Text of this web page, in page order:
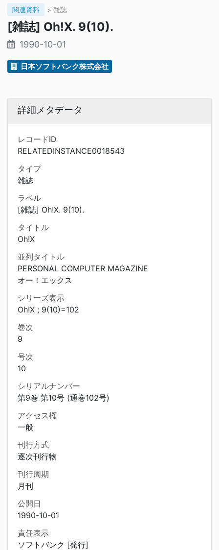
関連資料 > 雑誌
[雑誌] Oh!X. 9(10).
1990-10-01
日本ソフトバンク株式会社
詳細メタデータ
レコードID
RELATEDINSTANCE0018543
タイプ
雑誌
ラベル
[雑誌] Oh!X. 9(10).
タイトル
Oh!X
並列タイトル
PERSONAL COMPUTER MAGAZINE
オー！エックス
シリーズ表示
Oh!X ; 9(10)=102
巻次
9
号次
10
シリアルナンバー
第9巻 第10号 (通巻102号)
アクセス権
一般
刊行方式
逐次刊行物
刊行周期
月刊
公開日
1990-10-01
責任表示
ソフトバンク [発行]